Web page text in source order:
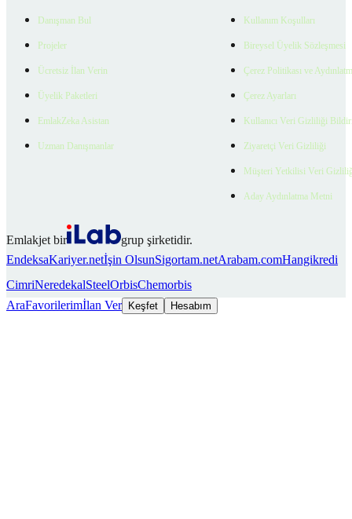
Danışman Bul
Projeler
Ücretsiz İlan Verin
Üyelik Paketleri
EmlakZeka Asistan
Uzman Danışmanlar
Kullanım Koşulları
Bireysel Üyelik Sözleşmesi
Çerez Politikası ve
Çerez Ayarları
Kullanıcı Veri Gizliliği
Ziyaretçi Veri Gizliliği
Müşteri Yetkilisi Veri
Aday Aydınlatma Metni
Emlakjet bir
grup şirketidir.
EndeksaKariyer.netİşin OlsunSigortam.netArabam.comHangikredi
CimriNeredekalSteelOrbisChemorbis
AraFavorilerimİlan Ver Keşfet Hesabım